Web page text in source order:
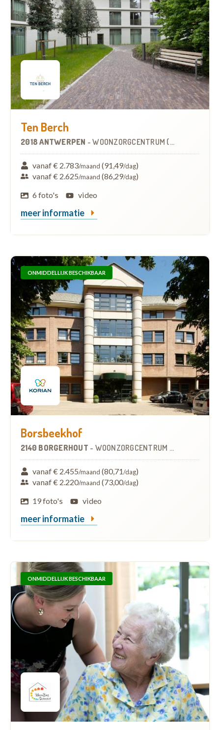
Ten Berch
2018 ANTWERPEN -WOONZORGCENTRUM (WZC)
vanaf € 2.783/maand (91,49/dag)
vanaf € 2.625/maand (86,29/dag)
6 foto's
video
meer informatie
ONMIDDELLIJK BESCHIKBAAR
Borsbeekhof
2140 BORGERHOUT - WOONZORGCENTRUM (WZC)
vanaf € 2.455/maand (80,71/dag)
vanaf € 2.220/maand (73,00/dag)
19 foto's
video
meer informatie
ONMIDDELLIJK BESCHIKBAAR